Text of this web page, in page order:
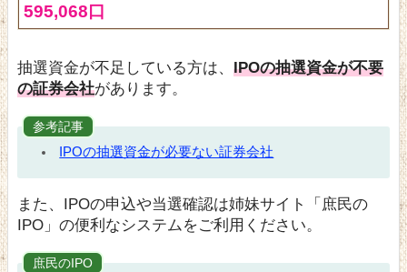
595,068口
抽選資金が不足している方は、 IPOの抽選資金が不要
の証券会社があります。
参考記事
IPOの抽選資金が必要ない証券会社
また、IPOの申込や当選確認は姉妹サイト「庶民の
IPO」の便利なシステムをご利用ください。
庶民のIPO